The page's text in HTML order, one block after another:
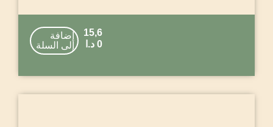
15,6
0 د.ا
إضافة
إلى السلة